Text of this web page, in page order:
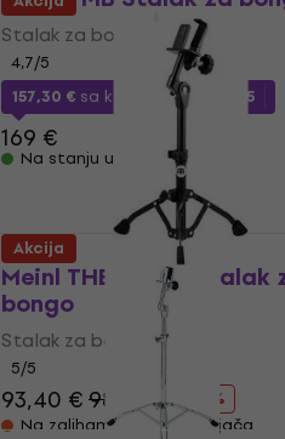
Stalak za bongo
4,7/5
157,30 € sa kodom MUZMUZ-5
169 €
Na stanju u skladištu
Meinl THBS-S-BK Stalak
bongo
Stalak za bongo
5/5
93,40 €98,90 €
- 6 %
Na zalihama kod dobavljača
Akcija